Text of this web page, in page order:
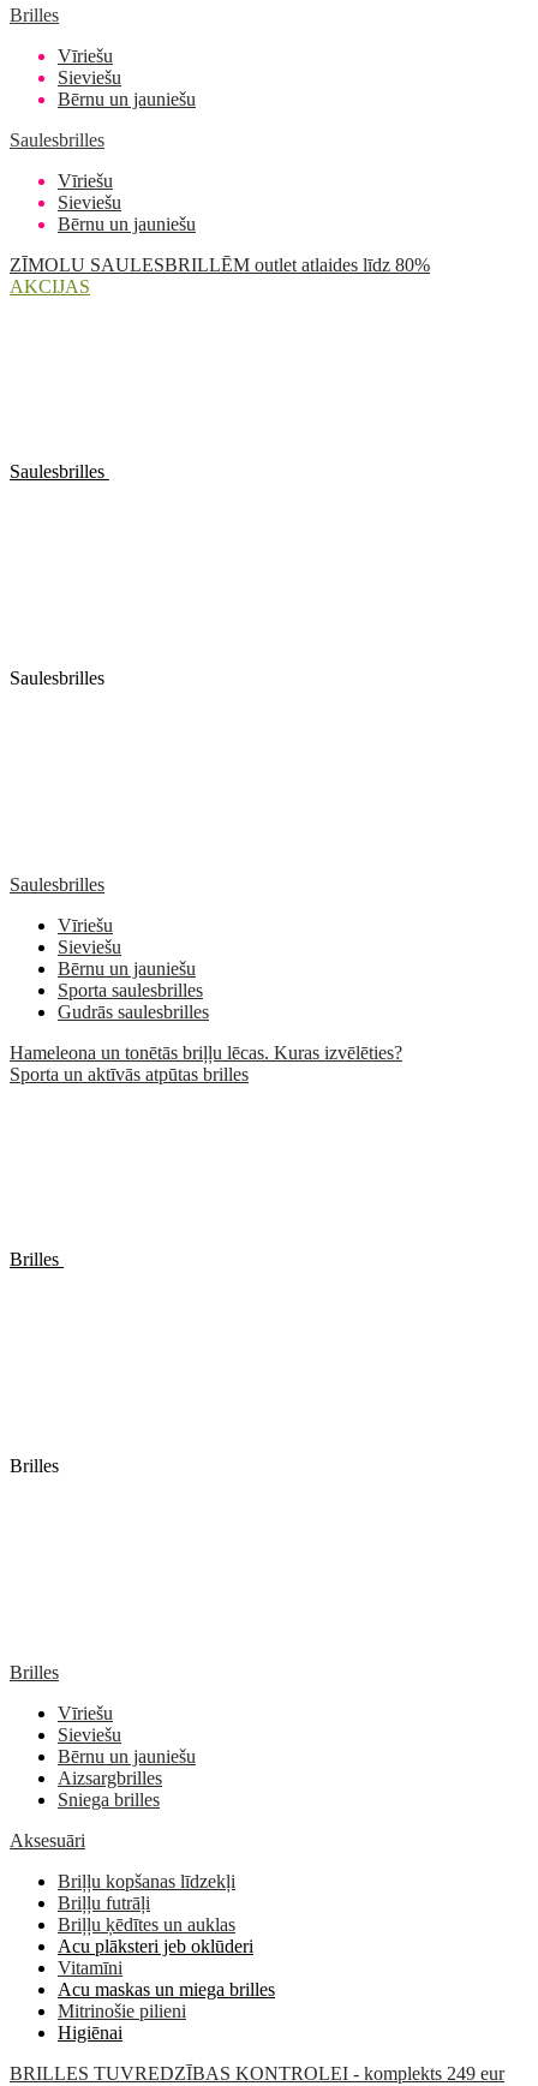
Brilles
Vīriešu
Sieviešu
Bērnu un jauniešu
Saulesbrilles
Vīriešu
Sieviešu
Bērnu un jauniešu
ZĪMOLU SAULESBRILLĒM outlet atlaides līdz 80%
AKCIJAS
Saulesbrilles
Saulesbrilles
Saulesbrilles
Vīriešu
Sieviešu
Bērnu un jauniešu
Sporta saulesbrilles
Gudrās saulesbrilles
Hameleona un tonētās briļļu lēcas. Kuras izvēlēties?
Sporta un aktīvās atpūtas brilles
Brilles
Brilles
Brilles
Vīriešu
Sieviešu
Bērnu un jauniešu
Aizsargbrilles
Sniega brilles
Aksesuāri
Briļļu kopšanas līdzekļi
Briļļu futrāļi
Briļļu ķēdītes un auklas
Acu plāksteri jeb oklūderi
Vitamīni
Acu maskas un miega brilles
Mitrinošie pilieni
Higiēnai
BRILLES TUVREDZĪBAS KONTROLEI - komplekts 249 eur